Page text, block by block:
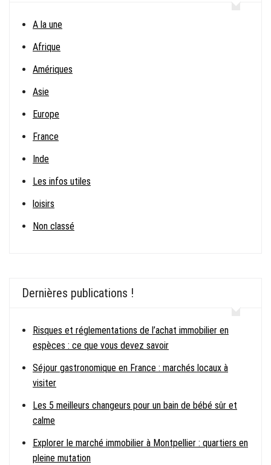
A la une
Afrique
Amériques
Asie
Europe
France
Inde
Les infos utiles
loisirs
Non classé
Dernières publications !
Risques et réglementations de l’achat immobilier en
espèces : ce que vous devez savoir
Séjour gastronomique en France : marchés locaux à
visiter
Les 5 meilleurs changeurs pour un bain de bébé sûr et
calme
Explorer le marché immobilier à Montpellier : quartiers en
pleine mutation